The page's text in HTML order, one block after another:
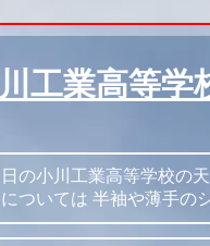
工業高等学
の小川工業高等学校の
ついては 半袖や薄手の